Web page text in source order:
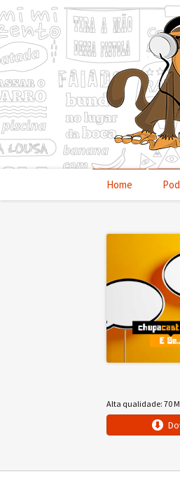
PularHome
Alta qualidade: 70